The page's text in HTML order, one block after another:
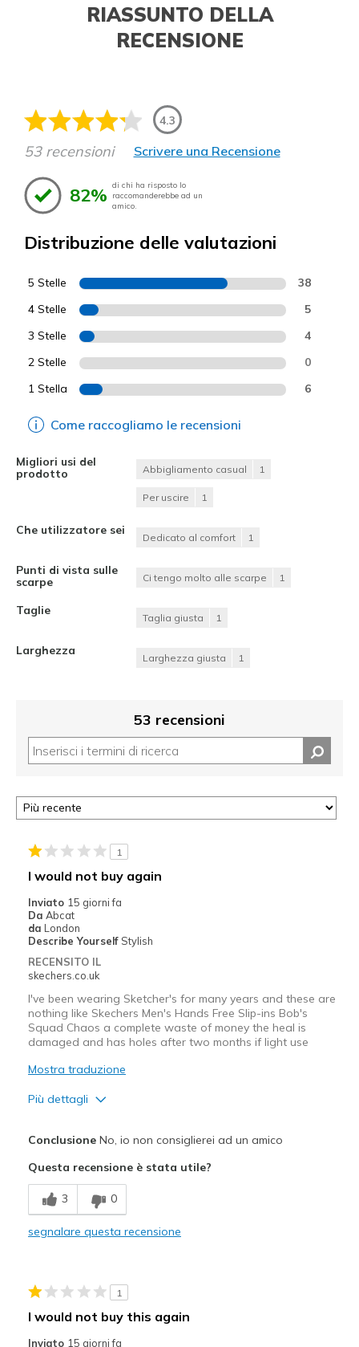
RIASSUNTO DELLA
RECENSIONE
4.3
53 recensioni Scrivere una Recensione
82% di chi ha risposto lo
raccomanderebbe ad un
amico.
Distribuzione delle valutazioni
5 Stelle 38
4 Stelle 5
3 Stelle 4
2 Stelle 0
1 Stella 6
Come raccogliamo le recensioni
Migliori usi del
prodotto
Abbigliamento casual 1
Per uscire 1
Che utilizzatore sei
Dedicato al comfort 1
Punti di vista sulle
scarpe
Ci tengo molto alle scarpe 1
Taglie
Taglia giusta 1
Larghezza
Larghezza giusta 1
53 recensioni
1
I would not buy again
Inviato 15 giorni fa
Da Abcat
da London
Describe Yourself Stylish
RECENSITO IL
skechers.co.uk
I've been wearing Sketcher's for many years and these are
nothing like Skechers Men's Hands Free Slip-ins Bob's
Squad Chaos a complete waste of money the heal is
damaged and has holes after two months if light use
Mostra traduzione
Più dettagli
Migliori Utilizzi:
Casual Wear
ConclusioneNo, io non consiglierei ad un amico
Questa recensione è stata utile?
3 0
segnalare questa recensione
1
I would not buy this again
Inviato 15 giorni fa